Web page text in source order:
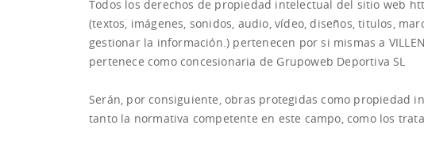
Todos los derechos de propiedad intelectual del sitio web
(textos, imágenes, sonidos, audio, vídeo, diseños, titulos,
gestionar la información.) pertenecen por si mismas a
pertenece como concesionaria de Grupoweb Deportiva SL
Serán, por consiguiente, obras protegidas como
tanto la normativa competente en este campo, como los